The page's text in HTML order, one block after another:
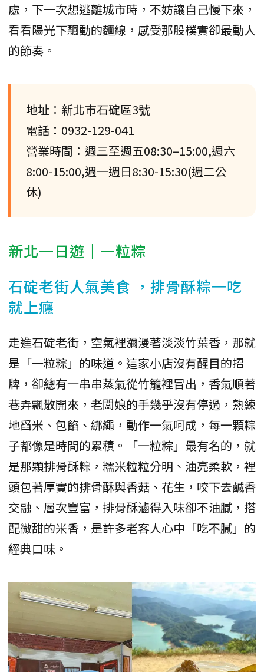
處，下一次想逃離城市時，不妨讓自己慢下來，
看看陽光下飄動的麵線，感受那股樸實卻最動人
的節奏。
地址：新北市石碇區3號
電話：0932-129-041
營業時間：週三至週五08:30–15:00,週六
8:00-15:00,週一週日8:30-15:30(週二公
休)
新北一日遊｜一粒粽
石碇老街人氣美食 ，排骨酥粽一吃
就上癮
走進石碇老街，空氣裡瀰漫著淡淡竹葉香，那就
是「一粒粽」的味道。這家小店沒有醒目的招
牌，卻總有一串串蒸氣從竹籠裡冒出，香氣順著
巷弄飄散開來，老闆娘的手幾乎沒有停過，熟練
地舀米、包餡、綁繩，動作一氣呵成，每一顆粽
子都像是時間的累積。「一粒粽」最有名的，就
是那顆排骨酥粽，糯米粒粒分明、油亮柔軟，裡
頭包著厚實的排骨酥與香菇、花生，咬下去鹹香
交融、層次豐富，排骨酥滷得入味卻不油膩，搭
配微甜的米香，是許多老客人心中「吃不膩」的
經典口味。